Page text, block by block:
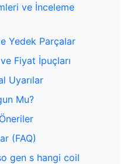
ve İnceleme
Yedek Parçalar
Fiyat İpuçları
Uyarılar
Mu?
(FAQ)
gen s hangi coil